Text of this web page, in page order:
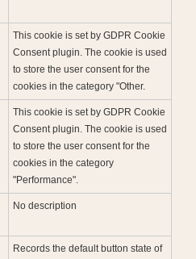
This cookie is set by GDPR Cookie
Consent plugin. The cookie is used
to store the user consent for the
cookies in the category "Other.
This cookie is set by GDPR Cookie
Consent plugin. The cookie is used
to store the user consent for the
cookies in the category
"Performance".
No description
Records the default button state of